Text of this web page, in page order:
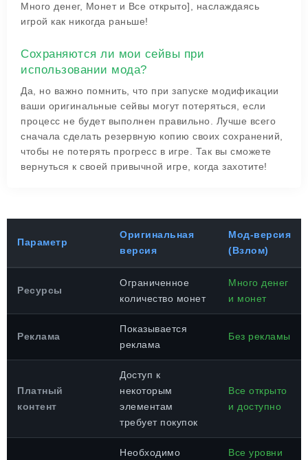
Много денег, Монет и Все открыто], наслаждаясь
игрой как никогда раньше!
Сохраняются ли мои сейвы при
использовании мода?
Да, но важно помнить, что при запуске модификации
ваши оригинальные сейвы могут потеряться, если
процесс не будет выполнен правильно. Лучше всего
сначала сделать резервную копию своих сохранений,
чтобы не потерять прогресс в игре. Так вы сможете
вернуться к своей привычной игре, когда захотите!
Параметр
Оригинальная
версия
Мод-версия
(Взлом)
Ресурсы
Ограниченное
количество монет
Много денег
и монет
Реклама
Показывается
реклама
Без рекламы
Платный
контент
Доступ к
некоторым
элементам
требует покупок
Все открыто
и доступно
Необходимо
Все уровни